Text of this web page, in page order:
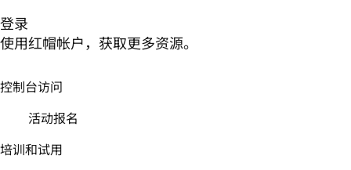
登录
使用红帽帐户，获取更多资源。
控制台访问
活动报名
培训和试用